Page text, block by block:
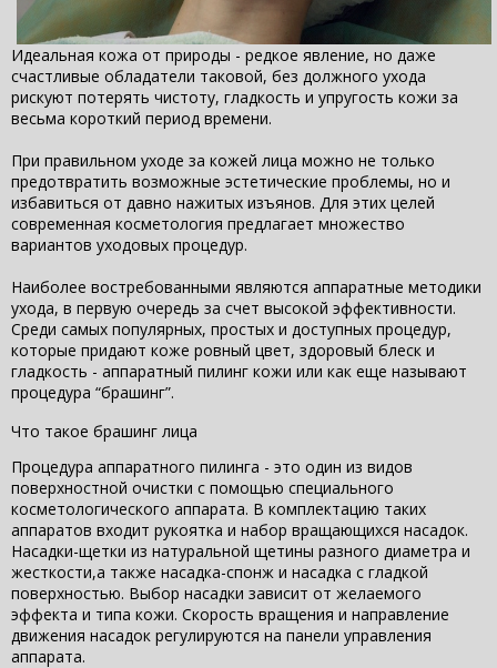
Идеальная кожа от природы - редкое явление, но даже
счастливые обладатели таковой, без должного ухода
рискуют потерять чистоту, гладкость и упругость кожи за
весьма короткий период времени.
При правильном уходе за кожей лица можно не только
предотвратить возможные эстетические проблемы, но и
избавиться от давно нажитых изъянов. Для этих целей
современная косметология предлагает множество
вариантов уходовых процедур.
Наиболее востребованными являются аппаратные методики
ухода, в первую очередь за счет высокой эффективности.
Среди самых популярных, простых и доступных процедур,
которые придают коже ровный цвет, здоровый блеск и
гладкость - аппаратный пилинг кожи или как еще называют
процедура “брашинг”.
Что такое брашинг лица
Процедура аппаратного пилинга - это один из видов
поверхностной очистки с помощью специального
косметологического аппарата. В комплектацию таких
аппаратов входит рукоятка и набор вращающихся насадок.
Насадки-щетки из натуральной щетины разного диаметра и
жесткости,а также насадка-спонж и насадка с гладкой
поверхностью. Выбор насадки зависит от желаемого
эффекта и типа кожи. Скорость вращения и направление
движения насадок регулируются на панели управления
аппарата.